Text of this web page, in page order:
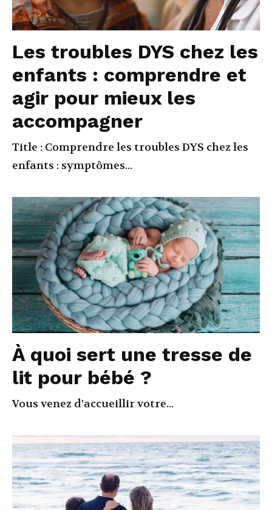
Les troubles DYS chez les
enfants : comprendre et
agir pour mieux les
accompagner
Title : Comprendre les troubles DYS chez les
enfants : symptômes...
À quoi sert une tresse de
lit pour bébé ?
Vous venez d'accueillir votre...